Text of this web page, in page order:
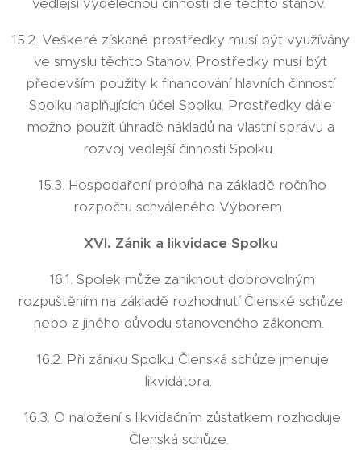
15.2. Veškeré získané prostředky musí být využívány
ve smyslu těchto Stanov. Prostředky musí být
především použity k financování hlavních činností
Spolku naplňujících účel Spolku. Prostředky dále
možno použít úhradě nákladů na vlastní správu a
rozvoj vedlejší činnosti Spolku.
15.3. Hospodaření probíhá na základě ročního
rozpočtu schváleného Výborem.
XVI. Zánik a likvidace Spolku
16.1. Spolek může zaniknout dobrovolným
rozpuštěním na základě rozhodnutí Členské schůze
nebo z jiného důvodu stanoveného zákonem.
16.2. Při zániku Spolku Členská schůze jmenuje
likvidátora.
16.3. O naložení s likvidačním zůstatkem rozhoduje
Členská schůze.